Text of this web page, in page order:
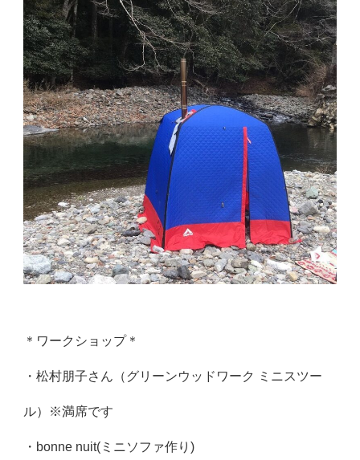
＊ワークショップ＊
・松村朋子さん（グリーンウッドワーク ミニスツー
ル）※満席です
・bonne nuit(ミニソファ作り)